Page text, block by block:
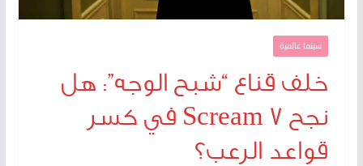
سينما عالمية
خلف قناع “شبح الوجه”: هل
نجح Scream 7 في كسر
قواعد الرعب؟